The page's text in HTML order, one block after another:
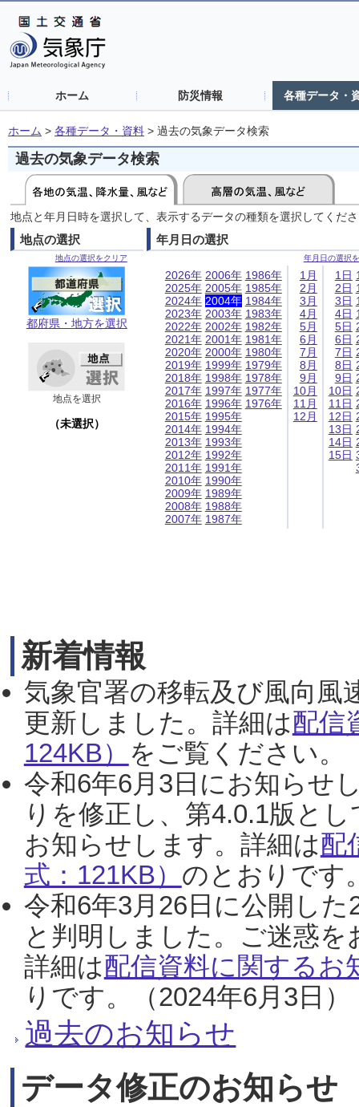
ホーム 防災情報 各種データ・
ホーム > 各種データ・資料 > 過去の気象データ検索
過去の気象データ検索
地点と年月日時を選択して、表示するデータの種類を選択してくだ
地点の選択
地点の選択をクリア
都府県・地方を選択
地点を選択
（未選択）
年月日の選択
年月日の選択
2026年
2025年
2024年
2023年
2022年
2021年
2020年
2019年
2018年
2017年
2016年
2015年
2014年
2013年
2012年
2011年
2010年
2009年
2008年
2007年
2006年
2005年
2004年
2003年
2002年
2001年
2000年
1999年
1998年
1997年
1996年
1995年
1994年
1993年
1992年
1991年
1990年
1989年
1988年
1987年
1986年
1985年
1984年
1983年
1982年
1981年
1980年
1979年
1978年
1977年
1976年
1月
2月
3月
4月
5月
6月
7月
8月
9月
10月
11月
12月
1日
2日
3日
4日
5日
6日
7日
8日
9日
10日
11日
12日
13日
14日
15日
新着情報
気象官署の移転及び風向風
更新しました。詳細は配信
124KB） をご覧ください。
令和6年6月3日にお知らせ
りを修正し、第4.0.1版と
お知らせします。詳細は配
式：121KB） のとおりです
令和6年3月26日に公開し
と判明しました。ご迷惑
詳細は配信資料に関するお
りです。（2024年6月3日）
過去のお知らせ
データ修正のお知らせ